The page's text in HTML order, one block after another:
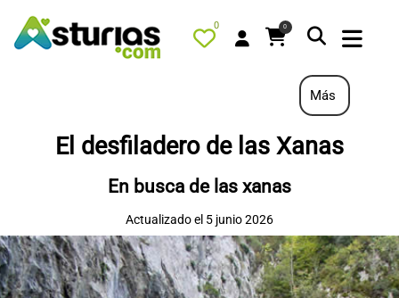
0 0
QUÉ HACER
ALOJAMIENTOS
RESTAURANTES
TURISMO ACTIVO
Más
El desfiladero de las Xanas
En busca de las xanas
Actualizado el 5 junio 2026